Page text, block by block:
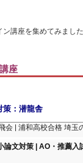
講座を集めてみました
座
策：潜龍舎
会 | 浦和高校合格 埼玉
論文対策 | AO・推薦入